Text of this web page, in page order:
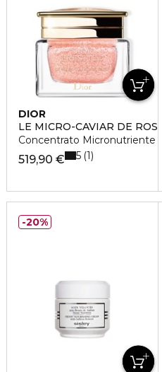
DIOR
LE MICRO-CAVIAR DE ROSE
Concentrato Micronutriente
519,90 € 5 1
20%